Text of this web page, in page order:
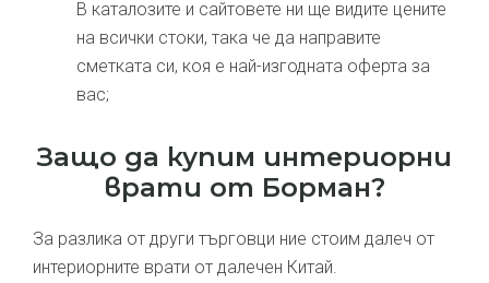
В каталозите и сайтовете ни ще видите цените
на всички стоки, така че да направите
сметката си, коя е най-изгодната оферта за
вас;
Защо да купим интериорни
врати от Борман?
За разлика от други търговци ние стоим далеч от
интериорните врати от далечен Китай.